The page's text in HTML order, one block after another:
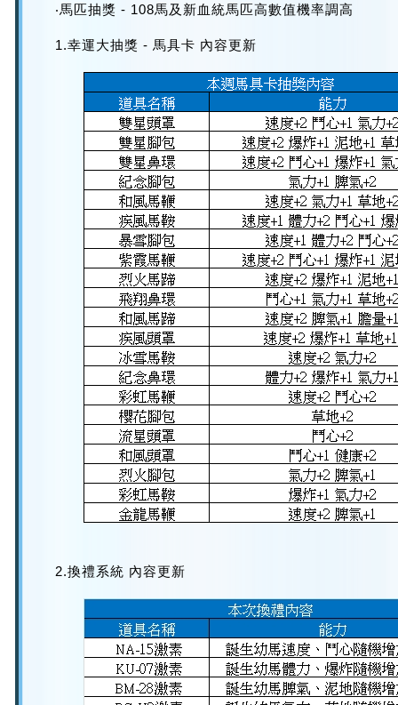
‧馬匹抽獎 - 108馬及新血統馬匹高數值機率調高
1.幸運大抽獎 - 馬具卡 內容更新
2.換禮系統 內容更新